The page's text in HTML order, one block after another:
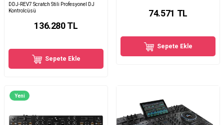
DDJ-REV7 Scratch Stili Profesyonel DJ
Kontrolcüsü
136.280TL
Sepete Ekle
74.571 TL
Sepete Ekle
Yeni